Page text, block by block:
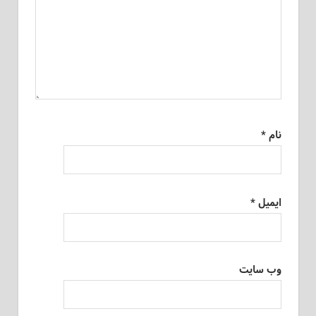
نام*
ایمیل*
وب‌ سایت